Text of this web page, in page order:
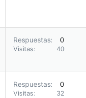
Respuestas 0
Visitas 40
Respuestas 0
Visitas 32